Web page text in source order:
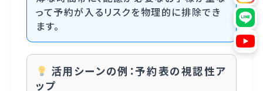
って予約が入るリスクを物理的に排除でき
ます。
活用シーンの例：予約表の視認性ア
ップ